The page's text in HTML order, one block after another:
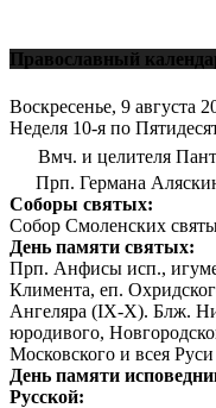
Православный
Воскресенье, 9 августа
Неделя 10-я по
Вмч. и целителя
Прп. Германа
Соборы святых:
Собор Смоленских
День памяти святых:
Прп. Анфисы исп.,
Климента, еп.
Ангеляра (IX-X). Блж.
юродивого,
Московского и всея
День памяти
Русской: